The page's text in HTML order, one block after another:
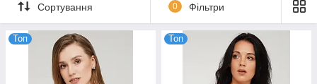
Сортування 0 Фільтри
Топ Топ